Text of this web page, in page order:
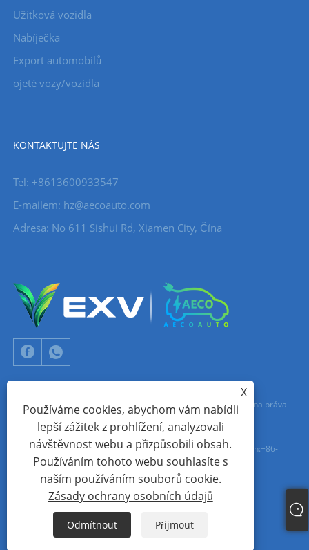
Užitková vozidla
Nabíječka
Export automobilů
ojeté vozy/vozidla
KONTAKTUJTE NÁS
Tel: +8613600933547
E-mailem: hz@aecoauto.com
Adresa: No 611 Sishui Rd, Xiamen City, Čína
Copyright © 2024 Xiamen Aecoauto Technology Co., Ltd. Všechna práva
vyhrazena.
TECHNICKÁ PODPORA WEBOVÝCH STRÁNEK:SÍŤ TIANYUjack Lin:+86-
Sitemap RSS
XML
Zásady ochrany osobních údajů
X
Používáme cookies, abychom vám nabídli
lepší zážitek z prohlížení, analyzovali
návštěvnost webu a přizpůsobili obsah.
Používáním tohoto webu souhlasíte s
naším používáním souborů cookie.
Zásady ochrany osobních údajů
Odmítnout Přijmout